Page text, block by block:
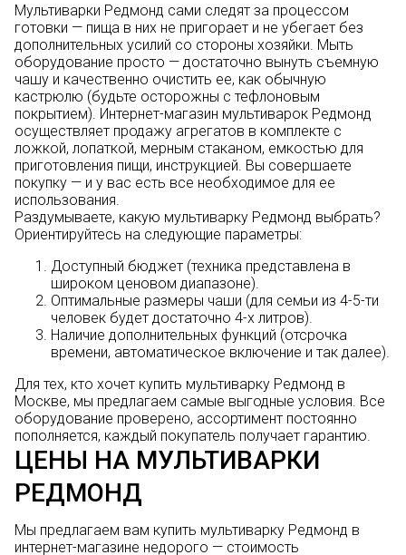
Мультиварки Редмонд сами следят за процессом
готовки — пища в них не пригорает и не убегает без
дополнительных усилий со стороны хозяйки. Мыть
оборудование просто — достаточно вынуть съемную
чашу и качественно очистить ее, как обычную
кастрюлю (будьте осторожны с тефлоновым
покрытием). Интернет-магазин мультиварок Редмонд
осуществляет продажу агрегатов в комплекте с
ложкой, лопаткой, мерным стаканом, емкостью для
приготовления пищи, инструкцией. Вы совершаете
покупку — и у вас есть все необходимое для ее
использования.
Раздумываете, какую мультиварку Редмонд выбрать?
Ориентируйтесь на следующие параметры:
Доступный бюджет (техника представлена в
широком ценовом диапазоне).
Оптимальные размеры чаши (для семьи из 4-5-ти
человек будет достаточно 4-х литров).
Наличие дополнительных функций (отсрочка
времени, автоматическое включение и так далее).
Для тех, кто хочет купить мультиварку Редмонд в
Москве, мы предлагаем самые выгодные условия. Все
оборудование проверено, ассортимент постоянно
пополняется, каждый покупатель получает гарантию.
ЦЕНЫ НА МУЛЬТИВАРКИ
РЕДМОНД
Мы предлагаем вам купить мультиварку Редмонд в
интернет-магазине недорого — стоимость